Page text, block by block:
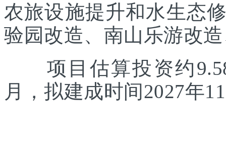
农旅设施提升和水生态
验园改造、南山乐游改
项目估算投资约9.58
月，拟建成时间2027年